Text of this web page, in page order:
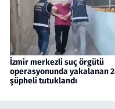
İzmir merkezli suç örgütü
operasyonunda yakalanan
şüpheli tutuklandı